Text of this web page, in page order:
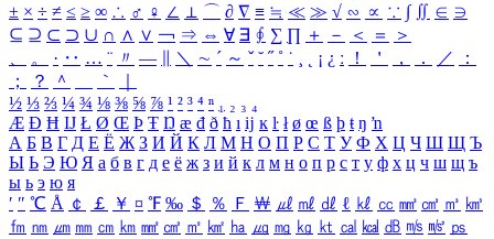
± × ÷ ≠ ≤ ≥ ∞ ∴ ♂ ♀ ∠ ⊥ ⌒ ∂ ∇ ≡ ≒ ≪ ≫ √ ∽ ∝ ∵ ∫ ∬ ∈ ∋
⊆ ⊇ ⊂ ⊃ ∪ ∩ ∧ ∨ ￢ ⇒ ⇔ ∀ ∃ ∮ ∑ ∏ ＋ － ＜ ＝
＞
、
。 · ‥ … ¨ 〃 ― ＼ ∼ ´ ～ ˇ ˘ ˝ ˚ ˙ ¸ ¡ ¿ ː ！ ＇ ， ． ／
：
；
？ ＾ ｀
½ ⅓ ⅔ ¼ ¾ ⅛ ⅜ ⅝ ⅞ ¹ ² ³ ⁴ ⁿ ₁ ₂ ₃ ₄
Æ Ð Ħ Ĳ Ł Ø Œ Þ Ŧ Ŋ æ đ ð ħ ı ĳ ĸ ŀ ł ø œ ß þ ŧ ŋ ŉ
А Б В Г Д Е Ё Ж З И Й К Л М Н О П Р С Т У Ф Х Ц Ч Ш Щ Ъ
Ы Ь Э Ю Я а б в г д е ё ж з и й к л м н о п р с т у ф х ц ч ш щ ъ
ы ь э ю я
′ ″ ℃ Å ￠ ￡ ￥ ¤ ℉ ‰ ＄ ％ Ｆ ￦ ㎕ ㎖ ㎗ ℓ ㎘ ㏄ ㎣ ㎤ ㎥ ㎦
㎙ ㎚ ㎛ ㎜ ㎝ ㎞ ㎟ ㎠ ㎡ ㎢ ㏊ ㎍ ㎎ ㎏ ㏏ ㎈ ㎉ ㏈ ㎧ ㎨ ㎰